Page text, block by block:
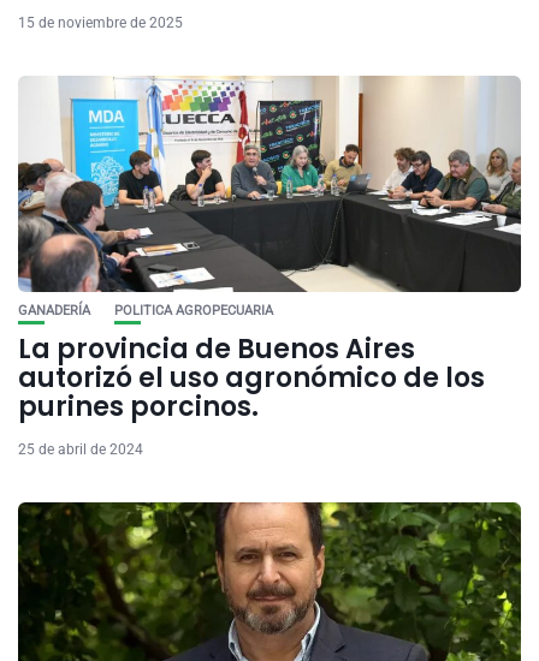
15 de noviembre de 2025
GANADERÍA POLITICA AGROPECUARIA
La provincia de Buenos Aires
autorizó el uso agronómico de los
purines porcinos.
25 de abril de 2024